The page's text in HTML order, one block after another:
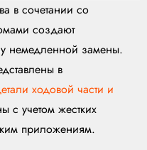
в сочетании со
создают
немедленной замены.
в
ходовой части и
с учетом жестких
приложениям.